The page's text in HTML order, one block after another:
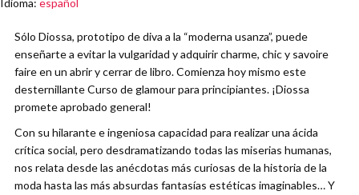
Idioma: español
Sólo Diossa, prototipo de diva a la “moderna usanza”, puede
enseñarte a evitar la vulgaridad y adquirir charme, chic y savoire
faire en un abrir y cerrar de libro. Comienza hoy mismo este
desternillante Curso de glamour para principiantes. ¡Diossa
promete aprobado general!
Con su hilarante e ingeniosa capacidad para realizar una ácida
crítica social, pero desdramatizando todas las miserias humanas,
nos relata desde las anécdotas más curiosas de la historia de la
moda hasta las más absurdas fantasías estéticas imaginables… Y